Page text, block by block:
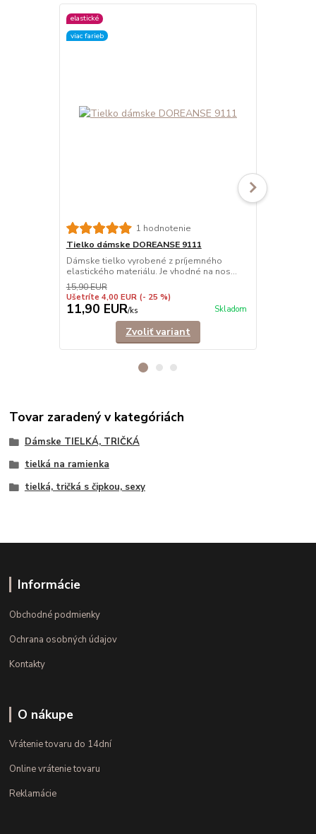
elastické
viac farieb
1 hodnotenie
Tielko dámske DOREANSE 9111
Dámske tielko vyrobené z príjemného
elastického materiálu. Je vhodné na nos...
15,90 EUR
Ušetríte 4,00 EUR (- 25 %)
11,90 EUR/ks Skladom
Zvoliť variant
Tovar zaradený v kategóriách
Dámske TIELKÁ, TRIČKÁ
tielká na ramienka
tielká, tričká s čipkou, sexy
Informácie
Obchodné podmienky
Ochrana osobných údajov
Kontakty
O nákupe
Vrátenie tovaru do 14dní
Online vrátenie tovaru
Reklamácie